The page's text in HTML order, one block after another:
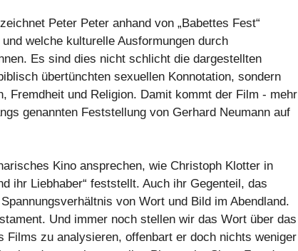
Peter Peter anhand von „Babettes Fest“
welche kulturelle Ausformungen durch
Es sind dies nicht schlicht die dargestellten
übertünchten sexuellen Konnotation, sondern
Fremdheit und Religion. Damit kommt der Film - mehr
genannten Feststellung von Gerhard Neumann auf
Kino ansprechen, wie Christoph Klotter in
ihr Liebhaber“ feststellt. Auch ihr Gegenteil, das
von Wort und Bild im Abendland.
Und immer noch stellen wir das Wort über das
zu analysieren, offenbart er doch nichts weniger